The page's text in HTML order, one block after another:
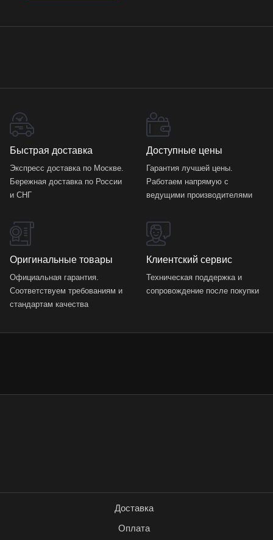
Быстрая доставка
Экспресс доставка по Москве.
Бережная доставка по России
и СНГ
Доступные цены
Гарантия лучшей цены.
Работаем напрямую с
ведущими производителями
Оригинальные товары
Официальная гарантия.
Соответствуем требованиям и
стандартам качества
Клиентский сервис
Техническая поддержка и
сопровождение после покупки
Доставка
Оплата